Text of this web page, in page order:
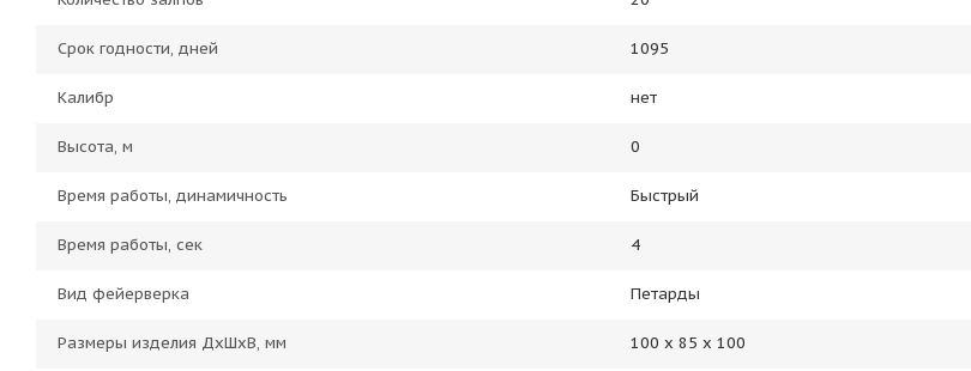
Срок годности, дней 1095
Калибр нет
Высота, м 0
Время работы, динамичность Быстрый
Время работы, сек 4
Вид фейерверка Петарды
Размеры изделия ДхШхВ, мм 100 х 85 х 100